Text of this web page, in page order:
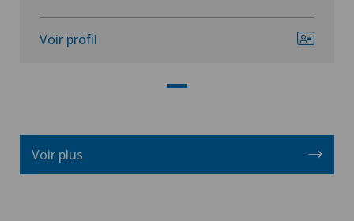
Voir profil
Voir plus